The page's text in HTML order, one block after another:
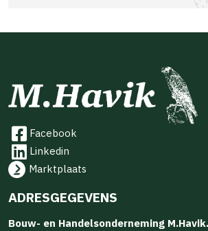
Facebook
Linkedin
Marktplaats
ADRESGEGEVENS
Bouw- en Handelsonderneming